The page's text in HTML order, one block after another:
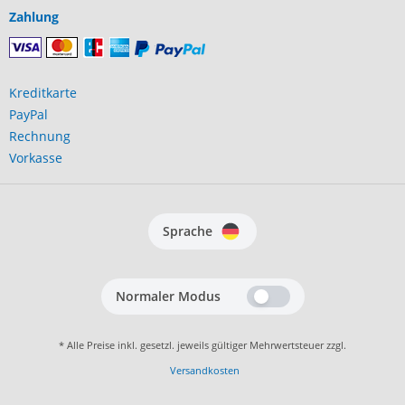
Zahlung
Kreditkarte
PayPal
Rechnung
Vorkasse
Sprache
Normaler Modus
* Alle Preise inkl. gesetzl. jeweils gültiger Mehrwertsteuer zzgl.
Versandkosten